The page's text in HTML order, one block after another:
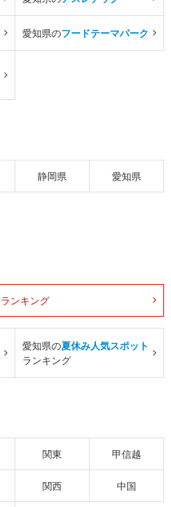
愛知県のフードテーマパーク
静岡県 愛知県
ランキング
愛知県の夏休み人気スポット
ランキング
関東 甲信越
関西 中国